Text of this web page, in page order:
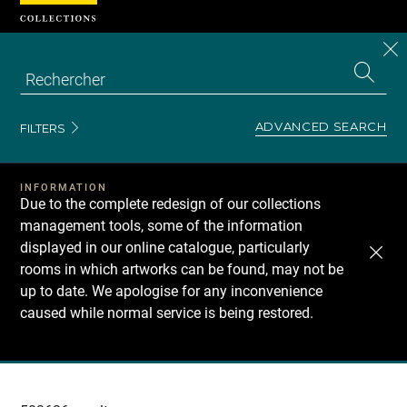
FILTERS ADVANCED SEARCH
INFORMATION
Due to the complete redesign of our collections
management tools, some of the information
displayed in our online catalogue, particularly
rooms in which artworks can be found, may not be
up to date. We apologise for any inconvenience
caused while normal service is being restored.
Recherche
Cookies management panel